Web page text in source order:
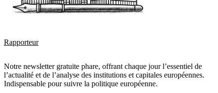
Rapporteur
Notre newsletter gratuite phare, offrant chaque jour l’essentiel de
l’actualité et de l’analyse des institutions et capitales européennes.
Indispensable pour suivre la politique européenne.